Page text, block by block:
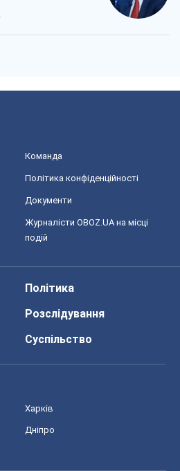
Команда
Політика конфіденційності
Документи
Журналісти OBOZ.UA на місці
подій
Політика
Розслідування
Суспільство
Харків
Дніпро